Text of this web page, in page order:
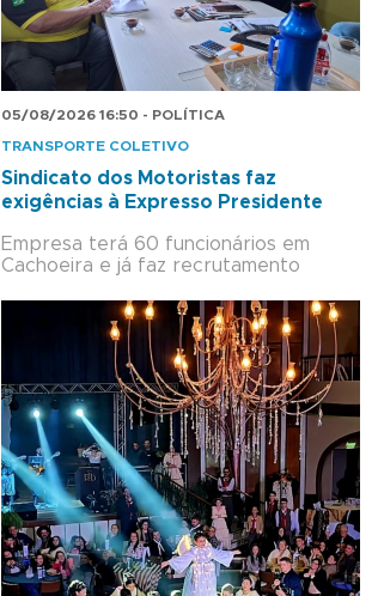
05/08/2026 16:50 - POLÍTICA
TRANSPORTE COLETIVO
Sindicato dos Motoristas faz
exigências à Expresso Presidente
Empresa terá 60 funcionários em
Cachoeira e já faz recrutamento